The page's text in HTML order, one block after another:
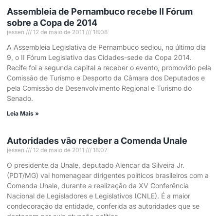
Assembleia de Pernambuco recebe II Fórum
sobre a Copa de 2014
jessen 12 de maio de 2011 18:08
A Assembleia Legislativa de Pernambuco sediou, no último dia
9, o II Fórum Legislativo das Cidades-sede da Copa 2014.
Recife foi a segunda capital a receber o evento, promovido pela
Comissão de Turismo e Desporto da Câmara dos Deputados e
pela Comissão de Desenvolvimento Regional e Turismo do
Senado.
Leia Mais »
Autoridades vão receber a Comenda Unale
jessen 12 de maio de 2011 18:07
O presidente da Unale, deputado Alencar da Silveira Jr.
(PDT/MG) vai homenagear dirigentes políticos brasileiros com a
Comenda Unale, durante a realização da XV Conferência
Nacional de Legisladores e Legislativos (CNLE). É a maior
condecoração da entidade, conferida as autoridades que se